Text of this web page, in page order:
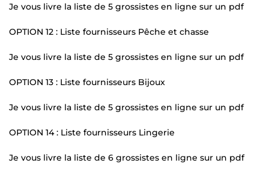
Je vous livre la liste de 5 grossistes en ligne sur un pdf
OPTION 12 : Liste fournisseurs Pêche et chasse
Je vous livre la liste de 5 grossistes en ligne sur un pdf
OPTION 13 : Liste fournisseurs Bijoux
Je vous livre la liste de 5 grossistes en ligne sur un pdf
OPTION 14 : Liste fournisseurs Lingerie
Je vous livre la liste de 6 grossistes en ligne sur un pdf